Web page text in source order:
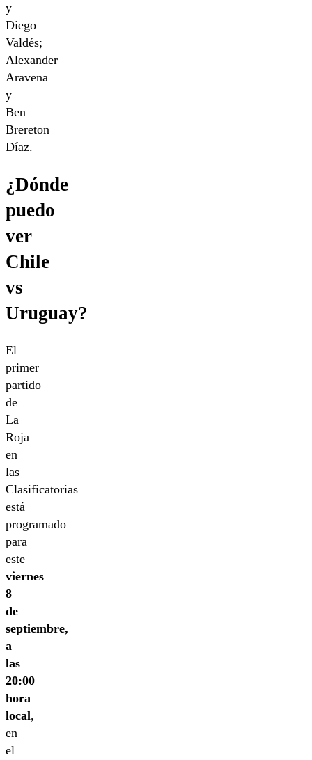
y
Diego
Valdés;
Alexander
Aravena
y
Ben
Brereton
Díaz.
¿Dónde
puedo
ver
Chile
vs
Uruguay?
El
primer
partido
de
La
Roja
en
las
Clasificatorias
está
programado
para
este
viernes
8
de
septiembre,
a
las
20:00
hora
local,
en
el